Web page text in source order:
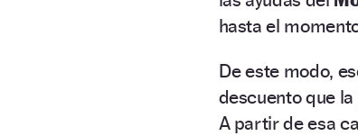
hasta el
De este modo,
descuento que
A partir de esa